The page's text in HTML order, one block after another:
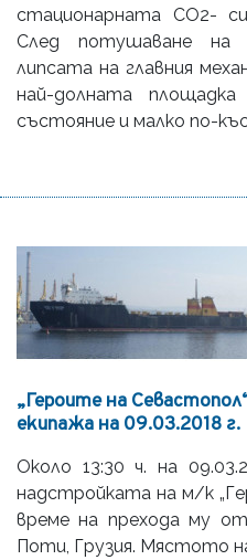
стационарната СО2-
След потушаване на
липсата на главния
най-долната
състояние и малко по-
„Героите на
екипажа на 09.03.2018 г.
Около 13:30 ч. на
надстройката на м/к
време на прехода му
Поти, Грузия. Мястото